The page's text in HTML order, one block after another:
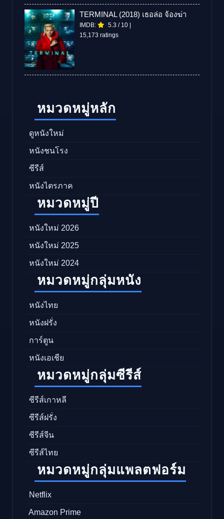
TERMINAL (2018) เธอล่อ จ้องฆ่า
IMDB: 5.3 / 10
15,173 ratings
หมวดหมู่หลัก
ดูหนังใหม่
หนังชนโรง
ซีรีส์
หนังไตรภาค
หมวดหมู่ปี
หนังใหม่ 2026
หนังใหม่ 2025
หนังใหม่ 2024
หมวดหมู่กลุ่มหนัง
หนังไทย
หนังฝรั่ง
การ์ตูน
หนังเอเชีย
หมวดหมู่กลุ่มซีรีส์
ซีรีส์เกาหลี
ซีรีส์ฝรั่ง
ซีรีส์จีน
ซีรีส์ไทย
หมวดหมู่กลุ่มแพลตฟอร์ม
Netflix
Amazon Prime